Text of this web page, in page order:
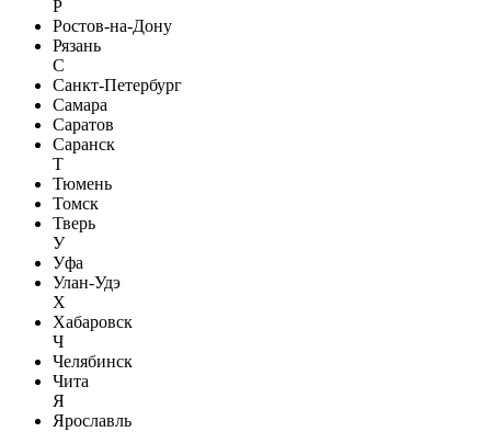
Р
Ростов-на-Дону
Рязань
С
Санкт-Петербург
Самара
Саратов
Саранск
Т
Тюмень
Томск
Тверь
У
Уфа
Улан-Удэ
Х
Хабаровск
Ч
Челябинск
Чита
Я
Ярославль